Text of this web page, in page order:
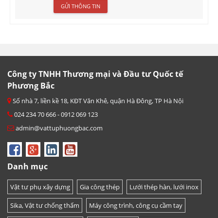
Công ty TNHH Thương mại và Đầu tư Quốc tế
Phương Bắc
Số nhà 7, liền kề 18, KĐT Văn Khê, quận Hà Đông, TP Hà Nội
024 234 70 666 - 0912 069 123
admin@vattuphuongbac.com
Danh mục
Vật tư phụ xây dựng Gia công thép Lưới thép hàn, lưới inox
Sika, Vật tư chống thấm Máy công trình, công cụ cầm tay